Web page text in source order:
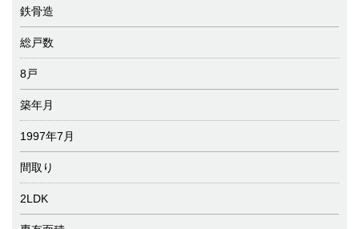
鉄骨造
総戸数
8戸
築年月
1997年7月
間取り
2LDK